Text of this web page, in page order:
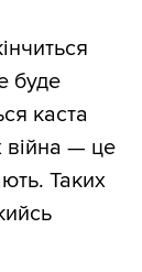
буде
каста
війна — це
Таких